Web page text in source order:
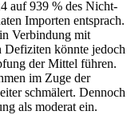
auf 939 % des Nicht-
Importen entsprach.
Verbindung mit
Defiziten könnte jedoch
der Mittel führen.
im Zuge der
schmälert. Dennoch
als moderat ein.